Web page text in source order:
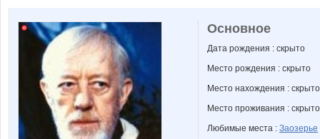
Основное
Дата рождения : скрыто
Место рождения : скрыто
Место нахождения : скрыто
Место проживания : скрыто
Любимые места : Заозерье